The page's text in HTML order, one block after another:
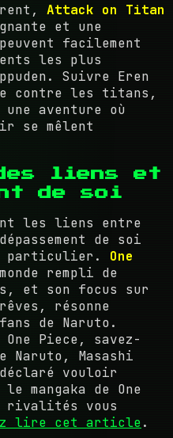
Attack on Titan
et une
facilement
les plus
Suivre Eren
contre les titans,
aventure où
se mêlent
liens et
de soi
les liens entre
de soi
particulier. One
rempli de
et son focus sur
résonne
de Naruto.
Piece, savez-
Naruto, Masashi
vouloir
mangaka de One
rivalités vous
lire cet article.